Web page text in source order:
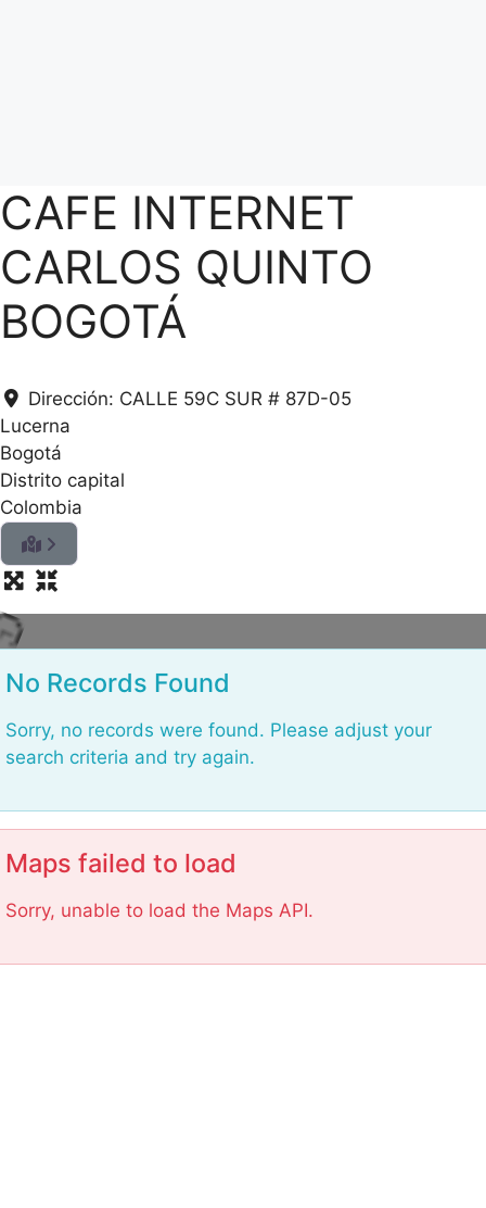
CAFE INTERNET
CARLOS QUINTO
BOGOTÁ
Dirección: CALLE 59C SUR # 87D-05
Lucerna
Bogotá
Distrito capital
Colombia
o
a
d
n
g
.
No Records Found
Sorry, no records were found. Please adjust your
search criteria and try again.
Maps failed to load
Sorry, unable to load the Maps API.